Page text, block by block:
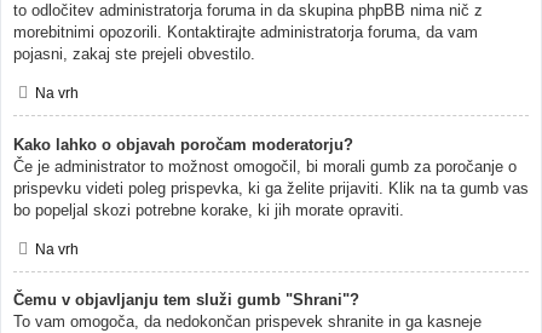
to odločitev administratorja foruma in da skupina phpBB nima nič z
morebitnimi opozorili. Kontaktirajte administratorja foruma, da vam
pojasni, zakaj ste prejeli obvestilo.
Na vrh
Kako lahko o objavah poročam moderatorju?
Če je administrator to možnost omogočil, bi morali gumb za poročanje o
prispevku videti poleg prispevka, ki ga želite prijaviti. Klik na ta gumb vas
bo popeljal skozi potrebne korake, ki jih morate opraviti.
Na vrh
Čemu v objavljanju tem služi gumb "Shrani"?
To vam omogoča, da nedokončan prispevek shranite in ga kasneje